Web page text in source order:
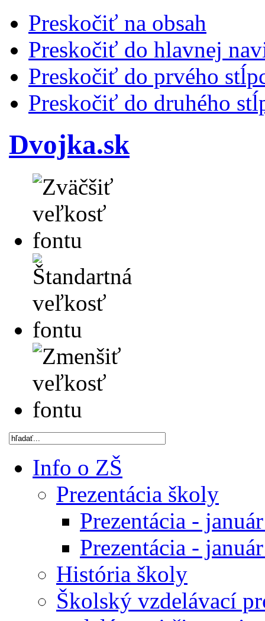
Preskočiť na obsah
Preskočiť do hlavnej
Preskočiť do prvého
Preskočiť do druhého
Dvojka.sk
Info o ZŠ
Prezentácia školy
Prezentácia -
Prezentácia -
História školy
Školský vzdelávací